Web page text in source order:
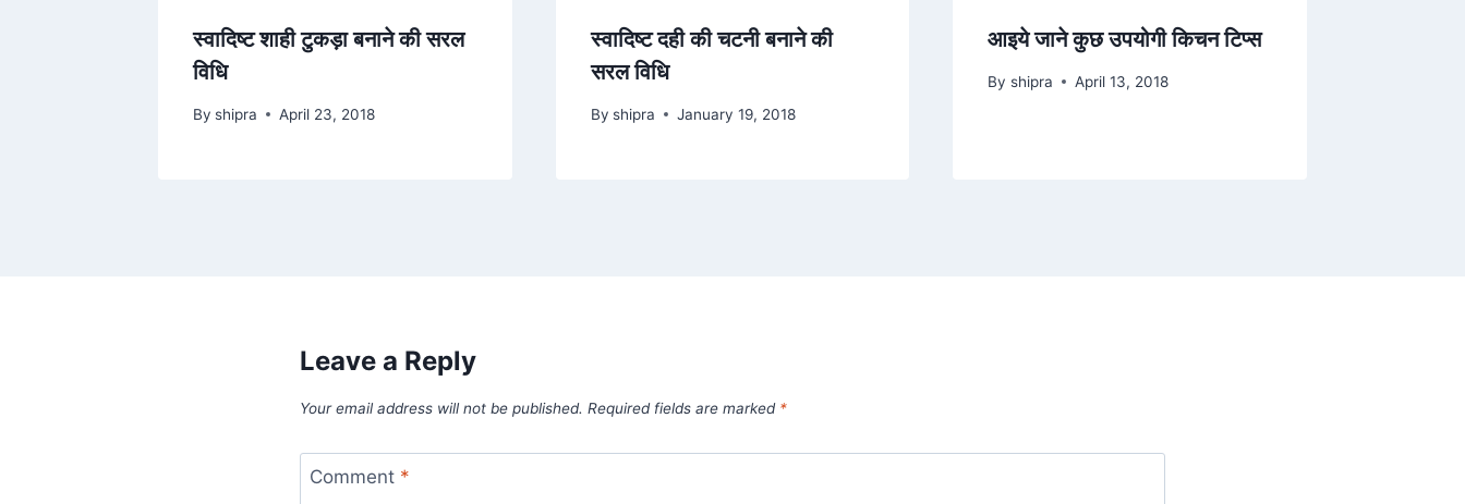
स्वादिष्ट शाही टुकड़ा बनाने की सरल
विधि
By shipra April 23, 2018
स्वादिष्ट दही की चटनी बनाने की
सरल विधि
By shipra January 19, 2018
आइये जाने कुछ उपयोगी किचन टिप्स
By shipra April 13, 2018
Leave a Reply
Your email address will not be published. Required fields are marked *
Comment *